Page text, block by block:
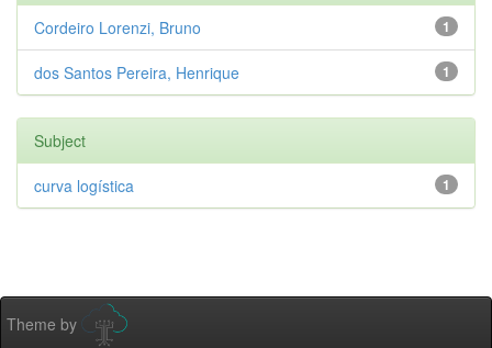
1
Cordeiro Lorenzi, Bruno
1
dos Santos Pereira, Henrique
Subject
1
curva logística
Theme by